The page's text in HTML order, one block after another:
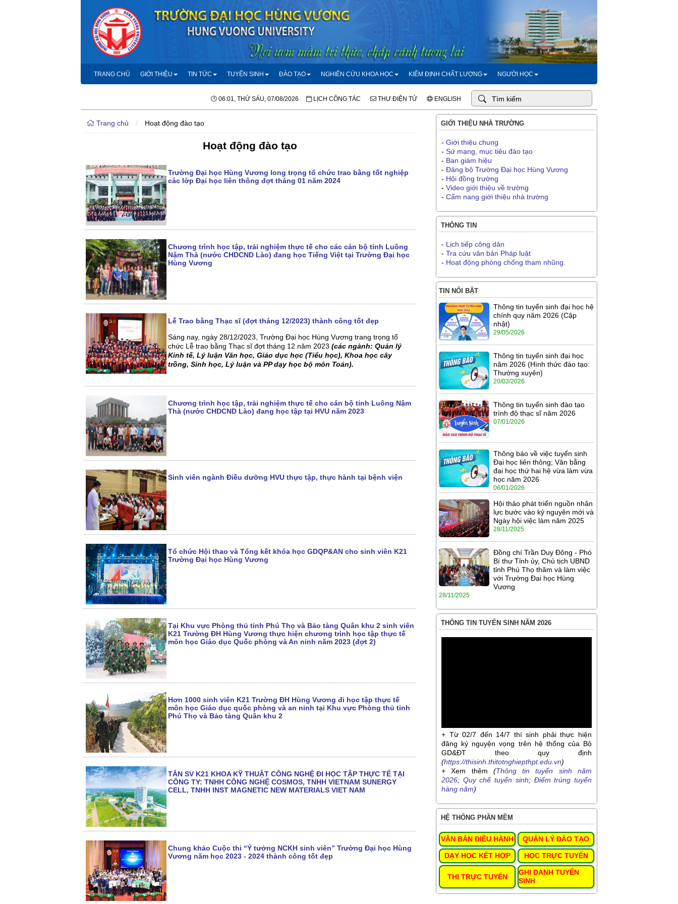
TRANG CHỦ GIỚI THIỆU TIN TỨC TUYỂN SINH ĐÀO TẠO NGHIÊN CỨU KHOA HỌC KIỂM ĐỊNH CHẤT LƯỢNG NGƯỜI HỌC
06:01, THỨ SÁU, 07/08/2026 LỊCH CÔNG TÁC THƯ ĐIỆN TỬ ENGLISH
Trang chủ / Hoạt động đào tạo
Hoạt động đào tạo
Trường Đại học Hùng Vương long trọng tổ chức trao bằng tốt nghiệp
các lớp Đại học liên thông đợt tháng 01 năm 2024
Chương trình học tập, trải nghiệm thực tế cho các cán bộ tỉnh Luông
Nậm Thà (nước CHDCND Lào) đang học Tiếng Việt tại Trường Đại học
Hùng Vương
Lễ Trao bằng Thạc sĩ (đợt tháng 12/2023) thành công tốt đẹp
Sáng nay, ngày 28/12/2023, Trường Đại học Hùng Vương trang trọng tổ
chức Lễ trao bằng Thạc sĩ đợt tháng 12 năm 2023 (các ngành: Quản lý
Kinh tế, Lý luận Văn học, Giáo dục học (Tiểu học), Khoa học cây
trồng, Sinh học, Lý luận và PP dạy học bộ môn Toán).
Chương trình học tập, trải nghiệm thực tế cho cán bộ tỉnh Luông Nậm
Thà (nước CHDCND Lào) đang học tập tại HVU năm 2023
Sinh viên ngành Điều dưỡng HVU thực tập, thực hành tại bệnh viện
Tổ chức Hội thao và Tổng kết khóa học GDQP&AN cho sinh viên K21
Trường Đại học Hùng Vương
Tại Khu vực Phòng thủ tỉnh Phú Thọ và Bảo tàng Quân khu 2 sinh viên
K21 Trường ĐH Hùng Vương thực hiện chương trình học tập thực tế
môn học Giáo dục Quốc phòng và An ninh năm 2023 (đợt 2)
Hơn 1000 sinh viên K21 Trường ĐH Hùng Vương đi học tập thực tế
môn học Giáo dục quốc phòng và an ninh tại Khu vực Phòng thủ tỉnh
Phú Thọ và Bảo tàng Quân khu 2
TÂN SV K21 KHOA KỸ THUẬT CÔNG NGHỆ ĐI HỌC TẬP THỰC TẾ TẠI
CÔNG TY: TNHH CÔNG NGHỆ COSMOS, TNHH VIETNAM SUNERGY
CELL, TNHH INST MAGNETIC NEW MATERIALS VIET NAM
Chung khảo Cuộc thi “Ý tưởng NCKH sinh viên” Trường Đại học Hùng
Vương năm học 2023 - 2024 thành công tốt đẹp
GIỚI THIỆU NHÀ TRƯỜNG
- Giới thiệu chung
- Sứ mạng, mục tiêu đào tạo
- Ban giám hiệu
- Đảng bộ Trường Đại học Hùng Vương
- Hội đồng trường
- Video giới thiệu về trường
- Cẩm nang giới thiệu nhà trường
THÔNG TIN
- Lịch tiếp công dân
- Tra cứu văn bản Pháp luật
- Hoạt động phòng chống tham nhũng.
TIN NỔI BẬT
Thông tin tuyển sinh đại học hệ
chính quy năm 2026 (Cập
nhật)
29/05/2026
Thông tin tuyển sinh đại học
năm 2026 (Hình thức đào tạo:
Thường xuyên)
20/03/2026
Thông tin tuyển sinh đào tạo
trình độ thạc sĩ năm 2026
07/01/2026
Thông báo về việc tuyển sinh
Đại học liên thông; Văn bằng
đại học thứ hai hệ vừa làm vừa
học năm 2026
06/01/2026
Hội thảo phát triển nguồn nhân
lực bước vào kỷ nguyên mới và
Ngày hội việc làm năm 2025
28/11/2025
Đồng chí Trần Duy Đông - Phó
Bí thư Tỉnh ủy, Chủ tịch UBND
tỉnh Phú Thọ thăm và làm việc
với Trường Đại học Hùng
Vương
28/11/2025
THÔNG TIN TUYỂN SINH NĂM 2026
+ Từ 02/7 đến 14/7 thí sinh phải thực hiện
đăng ký nguyện vọng trên hệ thống của Bộ
GD&ĐT theo quy định
(https://thisinh.thitotnghiepthpt.edu.vn)
+ Xem thêm (Thông tin tuyển sinh năm
2026; Quy chế tuyển sinh; Điểm trúng tuyển
hàng năm)
HỆ THỐNG PHẦN MỀM
VĂN BẢN ĐIỀU HÀNH QUẢN LÝ ĐÀO TẠO
DẠY HỌC KẾT HỢP HỌC TRỰC TUYẾN
THI TRỰC TUYẾN
GHI DANH TUYỂN
SINH